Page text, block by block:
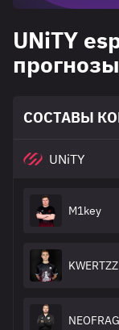
UNiTY
СОСТАВЫ
UNiTY
M1key
KWERTZZ
NEOFRAG